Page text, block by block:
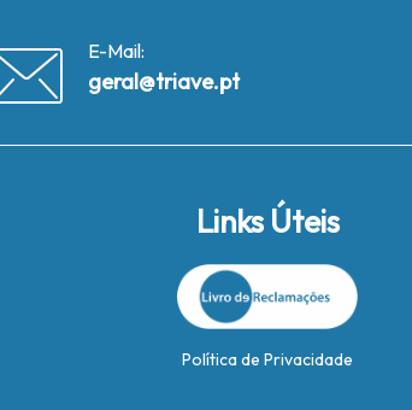
E-Mail:
geral@triave.pt
Links Úteis
Política de Privacidade